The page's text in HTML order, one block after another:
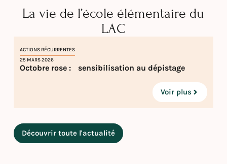
La vie de l’école élémentaire du
LAC
ACTIONS RÉCURRENTES
25 MARS 2026
Octobre rose : sensibilisation au dépistage
Voir plus
Découvrir toute l'actualité